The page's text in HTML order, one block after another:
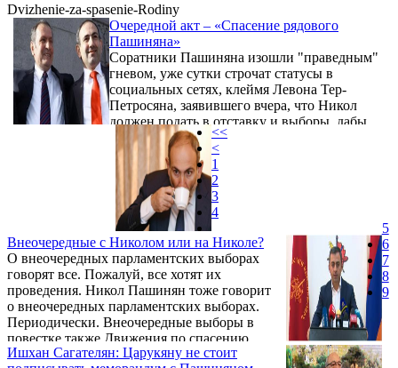
Dvizhenie-za-spasenie-Rodiny
Очередной акт – «Спасение рядового
Пашиняна»
Соратники Пашиняна изошли "праведным"
гневом, уже сутки строчат статусы в
социальных сетях, клеймя Левона Тер-
Петросяна, заявившего вчера, что Никол
должен подать в отставку и выборы, дабы
они не были сфальсифицированы, должен
организовать беспартийный премьер.
Между тем знающие люди утверждают, что
это не более чем спектакль…
Внеочередные с Николом или на Николе?
О внеочередных парламентских выборах
говорят все. Пожалуй, все хотят их
проведения. Никол Пашинян тоже говорит
о внеочередных парламентских выборах.
Периодически. Внеочередные выборы в
повестке также Движения по спасению
Родины. Именно Движение и подняло
Ишхан Сагателян: Царукяну не стоит
<<
<
1
2
3
4
5
6
7
8
9